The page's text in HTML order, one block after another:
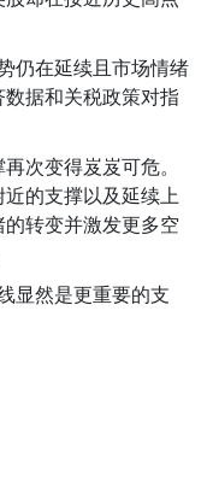
仍在延续且市场情绪
据和关税政策对指
次变得岌岌可危。
近的支撑以及延续上
转变并激发更多空
显然是更重要的支